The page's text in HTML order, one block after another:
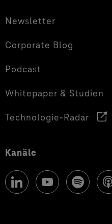
Newsletter
Corporate Blog
Podcast
Whitepaper & Studien
Technologie-Radar
Kanäle